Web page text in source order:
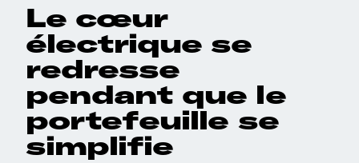
Le cœur
électrique se
redresse
pendant que le
portefeuille se
simplifie